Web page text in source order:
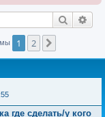
Поиск
1 2
где сделать/у кого